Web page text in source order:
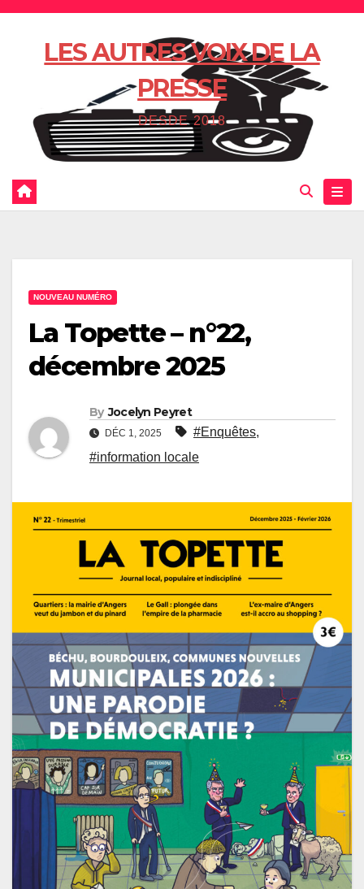
Skip
LES AUTRES VOIX DE LA
PRESSE
DESDE 2018
NOUVEAU NUMÉRO
La Topette – n°22,
décembre 2025
By Jocelyn Peyret
DÉC 1, 2025 #Enquêtes,
#information locale